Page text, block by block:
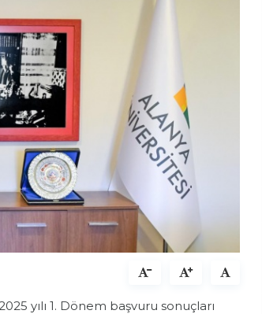
yılı 1. Dönem başvuru sonuçları